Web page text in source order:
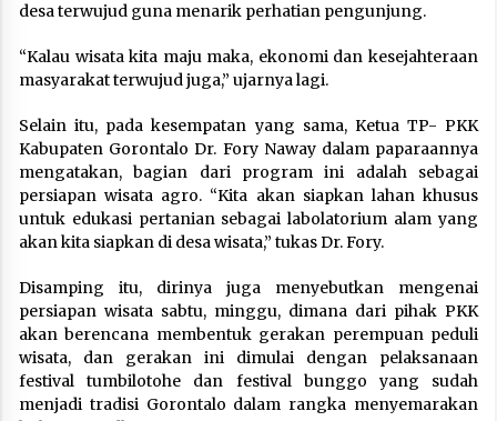
desa terwujud guna menarik perhatian pengunjung.
“Kalau wisata kita maju maka, ekonomi dan kesejahteraan
masyarakat terwujud juga,” ujarnya lagi.
Selain itu, pada kesempatan yang sama, Ketua TP- PKK
Kabupaten Gorontalo Dr. Fory Naway dalam paparaannya
mengatakan, bagian dari program ini adalah sebagai
persiapan wisata agro. “Kita akan siapkan lahan khusus
untuk edukasi pertanian sebagai labolatorium alam yang
akan kita siapkan di desa wisata,” tukas Dr. Fory.
Disamping itu, dirinya juga menyebutkan mengenai
persiapan wisata sabtu, minggu, dimana dari pihak PKK
akan berencana membentuk gerakan perempuan peduli
wisata, dan gerakan ini dimulai dengan pelaksanaan
festival tumbilotohe dan festival bunggo yang sudah
menjadi tradisi Gorontalo dalam rangka menyemarakan